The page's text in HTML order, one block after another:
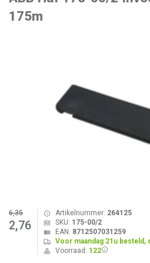
175m
6,35
2,76
Artikelnummer: 264125
SKU: 175-00/2
EAN: 8712507031259
Voor maandag 21u besteld,
Voorraad: 122